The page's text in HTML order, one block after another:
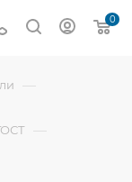
0
—
—